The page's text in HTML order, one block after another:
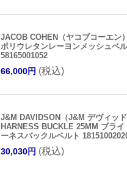
JACOB COHEN（ヤコブコーエン）
ポリウレタンレーヨンメッシュベ
58165001052
66,000円 (税込)
J&M DAVIDSON（J&M デヴィッド
HARNESS BUCKLE 25MM ブライ
ーネスバックルベルト
30,030円 (税込)